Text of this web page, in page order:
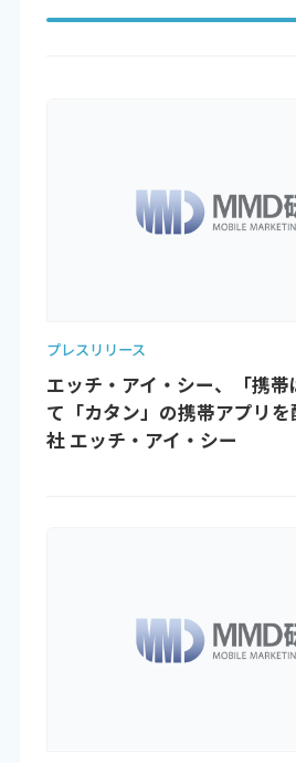
プレスリリース
エッチ・アイ・シー、「携
て「カタン」の携帯アプリ
社 エッチ・アイ・シー